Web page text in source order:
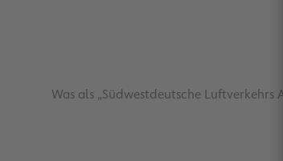
Was als „Südwestdeutsche